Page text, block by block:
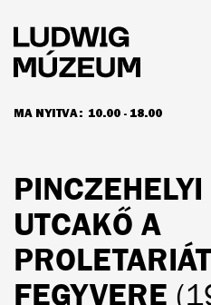
tartalomra
MA NYITVA: 10.00 - 18.00
NYITVATARTÁS ÉS JEGYÁRAK
UTCAKŐ A
FEGYVERE